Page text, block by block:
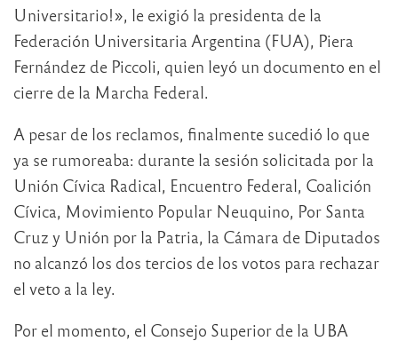
Universitario!», le exigió la presidenta de la
Federación Universitaria Argentina (FUA), Piera
Fernández de Piccoli, quien leyó un documento en el
cierre de la Marcha Federal.
A pesar de los reclamos, finalmente sucedió lo que
ya se rumoreaba: durante la sesión solicitada por la
Unión Cívica Radical, Encuentro Federal, Coalición
Cívica, Movimiento Popular Neuquino, Por Santa
Cruz y Unión por la Patria, la Cámara de Diputados
no alcanzó los dos tercios de los votos para rechazar
el veto a la ley.
Por el momento, el Consejo Superior de la UBA